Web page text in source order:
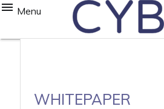
Menu
WHITEPAPER